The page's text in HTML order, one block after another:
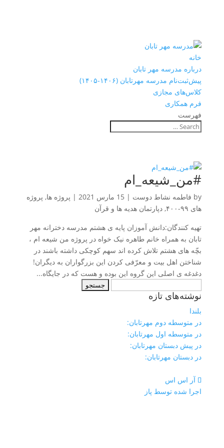
خانه
درباره مدرسه مهر تابان
پیش‌ثبت‌نام مدرسه مهرتابان (۱۴۰۶-۱۴۰۵)
کلاس‌های مجازی
فرم همکاری
فهرست
#من_شیعه_ام
by فاطمه نشاط دوست | 15 مارس 2021 | پروژه ها, پروژه
های ۹۹-۴۰۰
, دپارتمان هدیه ها و قرآن
تهیه کنندگان:دانش آموزان پایه ی هشتم مدرسه دخترانه مهر
تابان به همراه خانم طاهره نیک خواه در پروژه من شیعه ام ،
بچّه های هشتم تلاش کرده اند سهم کوچکی داشته باشند در
شناختن اهل بیت و معرّفی کردن این بزرگواران به دیگران!
دغدغه ی اصلی این گروه این بوده و هست که در جایگاه...
برای:
نوشته‌های تازه
بلندا
در متوسطه دوم مهرتابان:
در متوسطه اول مهرتابان:
در پیش دبستان مهرتابان:
در دبستان مهرتابان:
آر اس اس
اجرا شده توسط پاز